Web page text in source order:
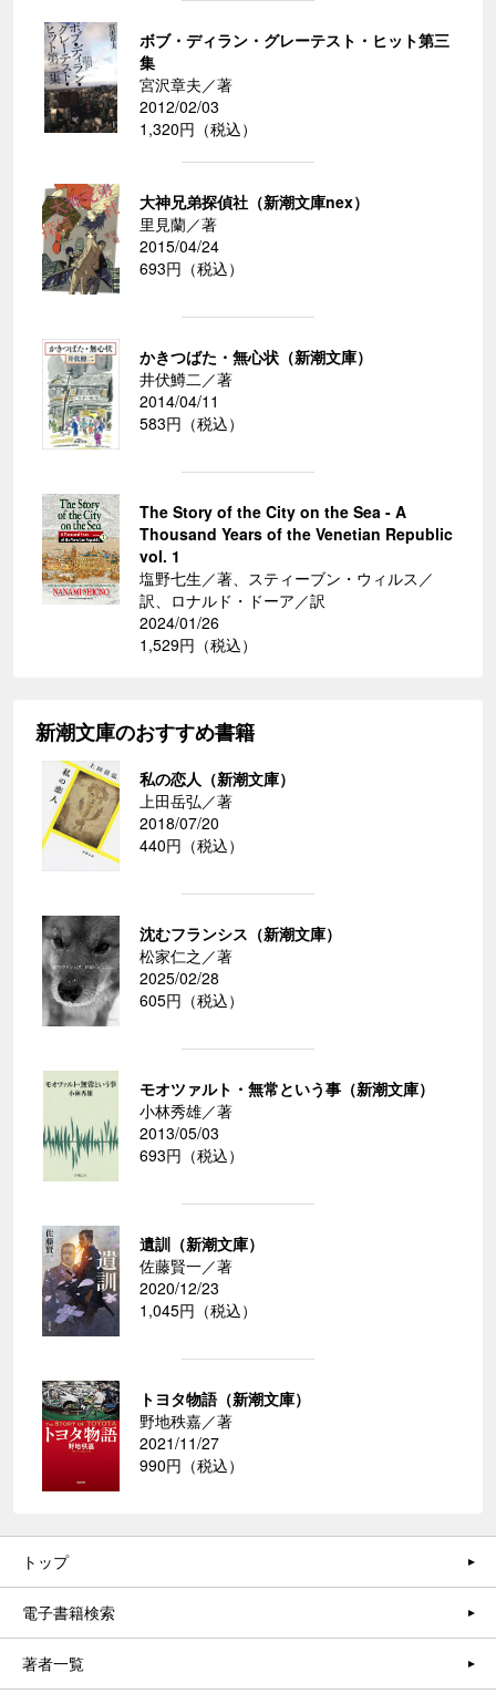
ボブ・ディラン・グレーテスト・ヒット第三
集
宮沢章夫／著
2012/02/03
1,320円（税込）
大神兄弟探偵社（新潮文庫nex）
里見蘭／著
2015/04/24
693円（税込）
かきつばた・無心状（新潮文庫）
井伏鱒二／著
2014/04/11
583円（税込）
The Story of the City on the Sea - A
Thousand Years of the Venetian Republic
vol. 1
塩野七生／著、スティーブン・ウィルス／
訳、ロナルド・ドーア／訳
2024/01/26
1,529円（税込）
新潮文庫のおすすめ書籍
私の恋人（新潮文庫）
上田岳弘／著
2018/07/20
440円（税込）
沈むフランシス（新潮文庫）
松家仁之／著
2025/02/28
605円（税込）
モオツァルト・無常という事（新潮文庫）
小林秀雄／著
2013/05/03
693円（税込）
遺訓（新潮文庫）
佐藤賢一／著
2020/12/23
1,045円（税込）
トヨタ物語（新潮文庫）
野地秩嘉／著
2021/11/27
990円（税込）
トップ
電子書籍検索
著者一覧